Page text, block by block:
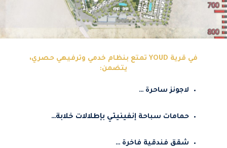
في قرية YOUD تمتع بنظام خدمي وترفيهي حصري،
يتضمن:
لاجونز ساحرة …
حمامات سباحة إنفينيتي بإطلالات خلابة…
شقق فندقية فاخرة …